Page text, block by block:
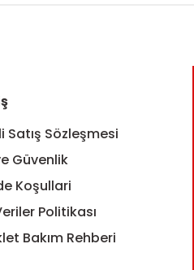
Satış Sözleşmesi
Güvenlik
Koşullari
Politikası
Bakım Rehberi